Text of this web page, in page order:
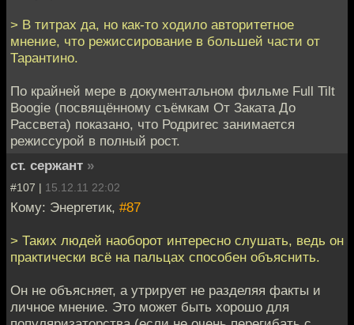
> В титрах да, но как-то ходило авторитетное
мнение, что режиссирование в большей части от
Тарантино.
По крайней мере в документальном фильме Full Tilt
Boogie (посвящённому съёмкам От Заката До
Рассвета) показано, что Родригес занимается
режиссурой в полный рост.
ст. сержант »
#107 | 15.12.11 22:02
Кому: Энергетик, #87
> Таких людей наоборот интересно слушать, ведь он
практически всё на пальцах способен объяснить.
Он не объясняет, а утрирует не разделяя факты и
личное мнение. Это может быть хорошо для